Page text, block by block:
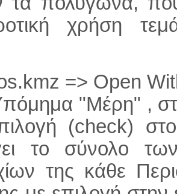
χρήση
=> Open
"Μέρη" ,
(check)
το σύνολο
της κάθε